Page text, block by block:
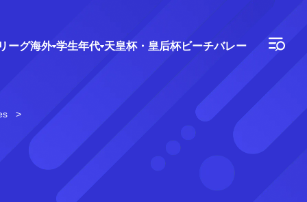
ーグ海外 学生年代 天皇杯・皇后杯ビーチバレー